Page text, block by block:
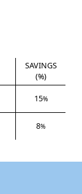
SAVINGS
(%)
15%
8%